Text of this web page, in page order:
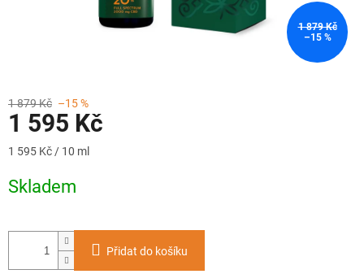
1 879 Kč
–15 %
1 879 Kč –15 %
1 595 Kč
Měrná
1 595 Kč / 10 ml
Skladem
Přidat do košíku